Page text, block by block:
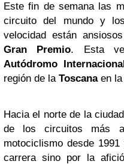
Este fin de semana las
circuito del mundo y
velocidad están
Gran Premio. Esta
Autódromo
región de la Toscanaen la
Hacia el norte de la
de los circuitos más
motociclismo desde
carrera sino por la